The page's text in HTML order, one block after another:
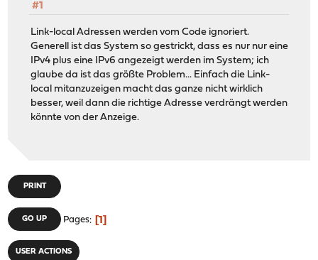
#1
Link-local Adressen werden vom Code ignoriert.
Generell ist das System so gestrickt, dass es nur nur eine
IPv4 plus eine IPv6 angezeigt werden im System; ich
glaube da ist das größte Problem... Einfach die Link-
local mitanzuzeigen macht das ganze nicht wirklich
besser, weil dann die richtige Adresse verdrängt werden
könnte von der Anzeige.
PRINT
GO UP Pages 1
USER ACTIONS